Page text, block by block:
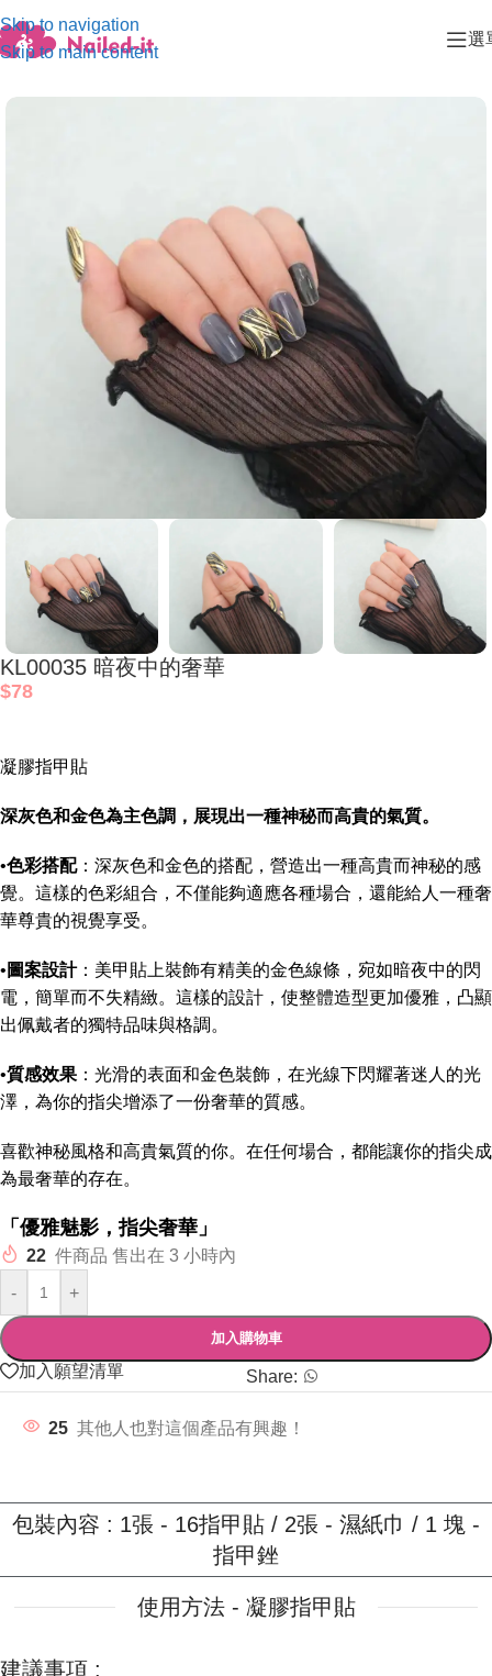
Skip to navigation
Skip to main content
選
首頁/暗彩系列
KL00035 暗夜中的奢華
$78
凝膠指甲貼
深灰色和金色為主色調，展現出一種神秘而高貴的氣質。
•色彩搭配：深灰色和金色的搭配，營造出一種高貴而神秘的感
覺。這樣的色彩組合，不僅能夠適應各種場合，還能給人一種奢
華尊貴的視覺享受。
• 圖案設計：美甲貼上裝飾有精美的金色線條，宛如暗夜中的閃
電，簡單而不失精緻。這樣的設計，使整體造型更加優雅，凸顯
出佩戴者的獨特品味與格調。
•質感效果 ：光滑的表面和金色裝飾，在光線下閃耀著迷人的光
澤，為你的指尖增添了一份奢華的質感。
喜歡神秘風格和高貴氣質的你。在任何場合，都能讓你的指尖成
為最奢華的存在。
「優雅魅影，指尖奢華」
22 件商品 售出在 3 小時內
-
+
加入購物車
加入願望清單 Share:
25 其他人也對這個產品有興趣！
包裝內容 : 1張 - 16指甲貼 / 2張 - 濕紙巾 / 1 塊 -
指甲銼
使用方法 - 凝膠指甲貼
建議事項 :